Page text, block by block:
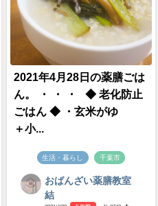
2021年4月28日の薬膳ごは
ん。 ・ ・ ・ ◆ 老化防止
ごはん ◆ ・玄米がゆ
＋小...
生活・暮らし 千葉市
おばんざい薬膳教室
結